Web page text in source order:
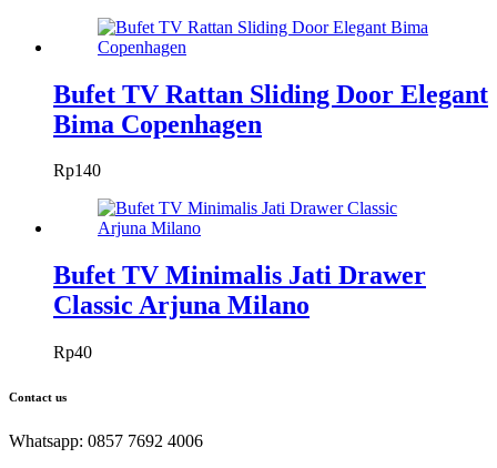
Bufet TV Rattan Sliding Door Elegant
Bima Copenhagen
Rp140
Bufet TV Minimalis Jati Drawer
Classic Arjuna Milano
Rp40
Contact us
Whatsapp: 0857 7692 4006